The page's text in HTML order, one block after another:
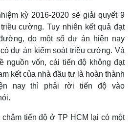
Tiêu dùng
kỳ 2016-2020 sẽ giải quyết 9
cường. Tuy nhiên kết quả đạt
do một số dự án hiện nay
dự án kiểm soát triều cường. Và
nguồn vốn, cái tiến độ không đạt
kết của nhà đầu tư là hoàn thành
nay thì phải rời tiến độ vào
tiến độ ở TP HCM lại có một